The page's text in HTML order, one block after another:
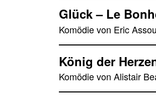
Glück – Le
Komödie von Eric
König der
Komödie von Alistair